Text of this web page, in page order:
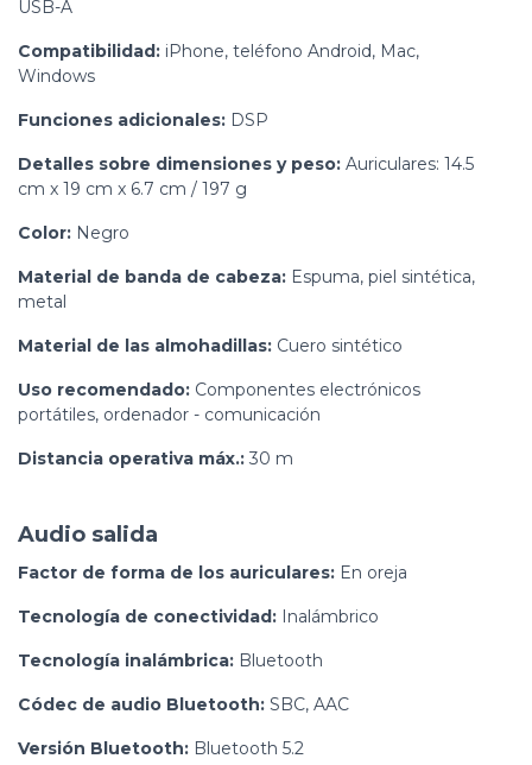
USB-A
Compatibilidad: iPhone, teléfono Android, Mac,
Windows
Funciones adicionales: DSP
Detalles sobre dimensiones y peso: Auriculares: 14.5
cm x 19 cm x 6.7 cm / 197 g
Color: Negro
Material de banda de cabeza: Espuma, piel sintética,
metal
Material de las almohadillas: Cuero sintético
Uso recomendado: Componentes electrónicos
portátiles, ordenador - comunicación
Distancia operativa máx.: 30 m
Audio salida
Factor de forma de los auriculares: En oreja
Tecnología de conectividad: Inalámbrico
Tecnología inalámbrica: Bluetooth
Códec de audio Bluetooth: SBC, AAC
Versión Bluetooth: Bluetooth 5.2